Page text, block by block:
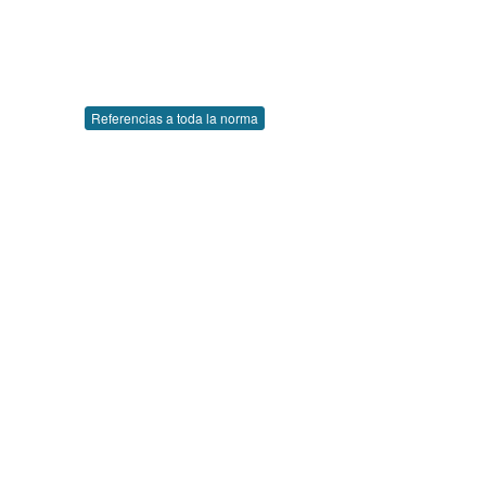
Referencias a toda la norma